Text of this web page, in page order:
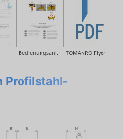
TOMANRO Flyer
Bedienungsanl.
Profilstahl-